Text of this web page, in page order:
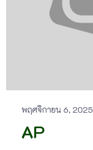
พฤศจิกายน 6, 2025
AP